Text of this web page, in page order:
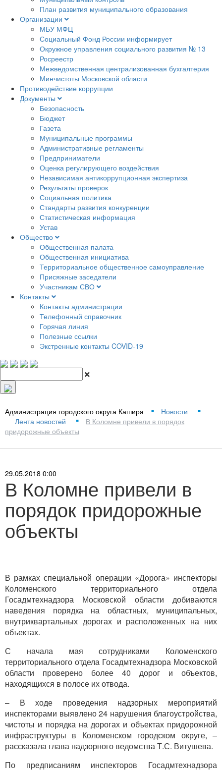
План развития муниципального образования
Организации
МБУ МФЦ
Социальный Фонд России информирует
Окружное управления социального развития № 13
Росреестр
Межведомственная централизованная бухгалтерия
Минчистоты Московской области
Противодействие коррупции
Документы
Безопасность
Бюджет
Газета
Муниципальные программы
Административные регламенты
Предприниматели
Оценка регулирующего воздействия
Независимая антикоррупционная экспертиза
Результаты проверок
Социальная политика
Стандарты развития конкуренции
Статистическая информация
Устав
Общество
Общественная палата
Общественная инициатива
Территориальное общественное самоуправление
Присяжные заседатели
Участникам СВО
Контакты
Контакты администрации
Телефонный справочник
Горячая линия
Полезные ссылки
Экстренные контакты COVID-19
Администрация городского округа Кашира ■ Новости ■
Лента новостей ■
В Коломне привели в порядок
придорожные объекты
29.05.2018 0:00
В Коломне привели в
порядок придорожные
объекты
В рамках специальной операции «Дорога» инспекторы
Коломенского территориального отдела
Госадмтехнадзора Московской области добиваются
наведения порядка на областных, муниципальных,
внутриквартальных дорогах и расположенных на них
объектах.
С начала мая сотрудниками Коломенского
территориального отдела Госадмтехнадзора Московской
области проверено более 40 дорог и объектов,
находящихся в полосе их отвода.
– В ходе проведения надзорных мероприятий
инспекторами выявлено 24 нарушения благоустройства,
чистоты и порядка на дорогах и объектах придорожной
инфраструктуры в Коломенском городском округе, –
рассказала глава надзорного ведомства Т.С. Витушева.
По предписаниям инспекторов Госадмтехнадзора